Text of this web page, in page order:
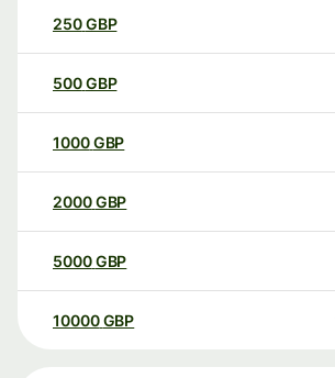
250GBP
500GBP
1000GBP
2000GBP
5000GBP
10000 GBP